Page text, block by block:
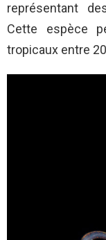
représentant
Cette espèce
tropicaux entre